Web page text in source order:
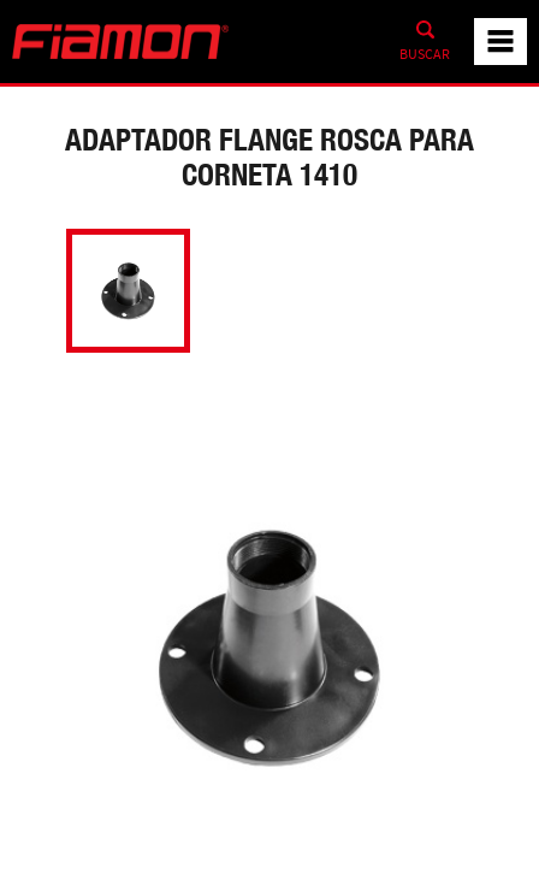
BUSCAR
ADAPTADOR FLANGE ROSCA PARA
CORNETA 1410